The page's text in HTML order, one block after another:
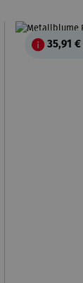
35,91 €